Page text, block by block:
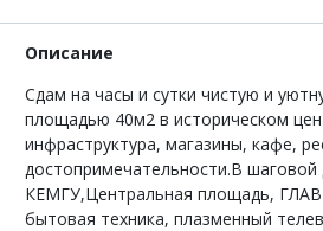
Описание
Сдам на часы и сутки чистую и
площадью 40м2 в историческом
инфраструктура, магазины, кафе,
достопримечательности.В
КЕМГУ,Центральная площадь,
бытовая техника, плазменный